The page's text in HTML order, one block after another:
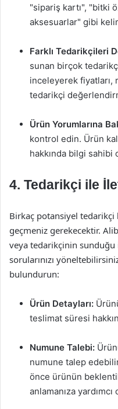
"sipariş kartı", "bitki
aksesuarlar" gibi
Farklı Tedarikçileri
sunan birçok
inceleyerek fiyatları,
tedarikçi
Ürün Yorumlarına
kontrol edin. Ürün
hakkında bilgi sahibi
4. Tedarikçi ile
Birkaç potansiyel
geçmeniz gerekecektir.
veya tedarikçinin sunduğu
sorularınızı
bulundurun:
Ürün Detayları:
teslimat süresi
Numune Talebi:
numune talep
önce ürünün
anlamanıza yardımcı